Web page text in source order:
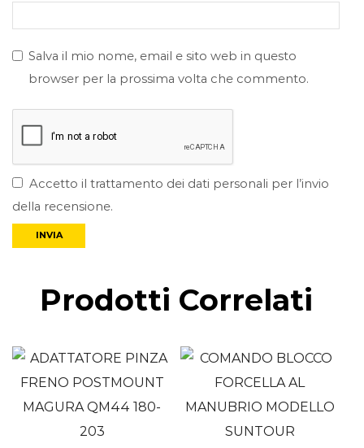
Salva il mio nome, email e sito web in questo
browser per la prossima volta che commento.
Accetto il trattamento dei dati personali per l’invio
della recensione.
Prodotti Correlati